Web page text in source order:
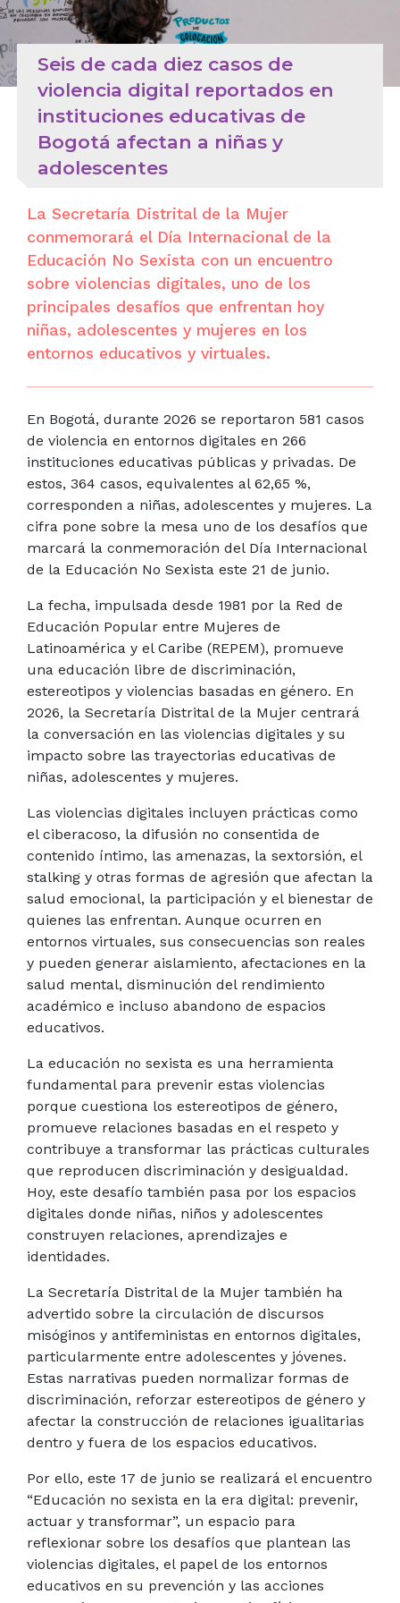
Seis de cada diez casos de
violencia digital reportados en
instituciones educativas de
Bogotá afectan a niñas y
adolescentes
La Secretaría Distrital de la Mujer
conmemorará el Día Internacional de la
Educación No Sexista con un encuentro
sobre violencias digitales, uno de los
principales desafíos que enfrentan hoy
niñas, adolescentes y mujeres en los
entornos educativos y virtuales.
En Bogotá, durante 2026 se reportaron 581 casos
de violencia en entornos digitales en 266
instituciones educativas públicas y privadas. De
estos, 364 casos, equivalentes al 62,65 %,
corresponden a niñas, adolescentes y mujeres. La
cifra pone sobre la mesa uno de los desafíos que
marcará la conmemoración del Día Internacional
de la Educación No Sexista este 21 de junio.
La fecha, impulsada desde 1981 por la Red de
Educación Popular entre Mujeres de
Latinoamérica y el Caribe (REPEM), promueve
una educación libre de discriminación,
estereotipos y violencias basadas en género. En
2026, la Secretaría Distrital de la Mujer centrará
la conversación en las violencias digitales y su
impacto sobre las trayectorias educativas de
niñas, adolescentes y mujeres.
Las violencias digitales incluyen prácticas como
el ciberacoso, la difusión no consentida de
contenido íntimo, las amenazas, la sextorsión, el
stalking y otras formas de agresión que afectan la
salud emocional, la participación y el bienestar de
quienes las enfrentan. Aunque ocurren en
entornos virtuales, sus consecuencias son reales
y pueden generar aislamiento, afectaciones en la
salud mental, disminución del rendimiento
académico e incluso abandono de espacios
educativos.
La educación no sexista es una herramienta
fundamental para prevenir estas violencias
porque cuestiona los estereotipos de género,
promueve relaciones basadas en el respeto y
contribuye a transformar las prácticas culturales
que reproducen discriminación y desigualdad.
Hoy, este desafío también pasa por los espacios
digitales donde niñas, niños y adolescentes
construyen relaciones, aprendizajes e
identidades.
La Secretaría Distrital de la Mujer también ha
advertido sobre la circulación de discursos
misóginos y antifeministas en entornos digitales,
particularmente entre adolescentes y jóvenes.
Estas narrativas pueden normalizar formas de
discriminación, reforzar estereotipos de género y
afectar la construcción de relaciones igualitarias
dentro y fuera de los espacios educativos.
Por ello, este 17 de junio se realizará el encuentro
“Educación no sexista en la era digital: prevenir,
actuar y transformar”, un espacio para
reflexionar sobre los desafíos que plantean las
violencias digitales, el papel de los entornos
educativos en su prevención y las acciones